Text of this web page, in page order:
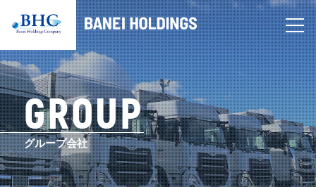
ホーム
お知らせ
グループ会社
GROUP
グループ会社